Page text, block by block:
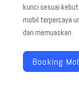
kunci sesuai
mobil terpercaya
dan memuaskan.
Booking